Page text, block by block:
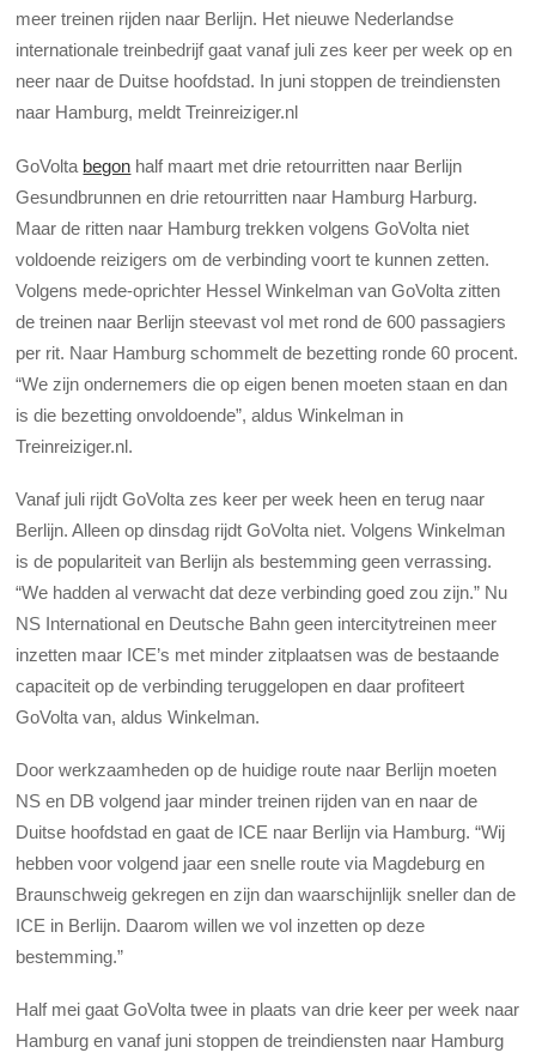
meer treinen rijden naar Berlijn. Het nieuwe Nederlandse
internationale treinbedrijf gaat vanaf juli zes keer per week op en
neer naar de Duitse hoofdstad. In juni stoppen de treindiensten
naar Hamburg, meldt Treinreiziger.nl
GoVolta begon half maart met drie retourritten naar Berlijn
Gesundbrunnen en drie retourritten naar Hamburg Harburg.
Maar de ritten naar Hamburg trekken volgens GoVolta niet
voldoende reizigers om de verbinding voort te kunnen zetten.
Volgens mede-oprichter Hessel Winkelman van GoVolta zitten
de treinen naar Berlijn steevast vol met rond de 600 passagiers
per rit. Naar Hamburg schommelt de bezetting ronde 60 procent.
“We zijn ondernemers die op eigen benen moeten staan en dan
is die bezetting onvoldoende”, aldus Winkelman in
Treinreiziger.nl.
Vanaf juli rijdt GoVolta zes keer per week heen en terug naar
Berlijn. Alleen op dinsdag rijdt GoVolta niet. Volgens Winkelman
is de populariteit van Berlijn als bestemming geen verrassing.
“We hadden al verwacht dat deze verbinding goed zou zijn.” Nu
NS International en Deutsche Bahn geen intercitytreinen meer
inzetten maar ICE’s met minder zitplaatsen was de bestaande
capaciteit op de verbinding teruggelopen en daar profiteert
GoVolta van, aldus Winkelman.
Door werkzaamheden op de huidige route naar Berlijn moeten
NS en DB volgend jaar minder treinen rijden van en naar de
Duitse hoofdstad en gaat de ICE naar Berlijn via Hamburg. “Wij
hebben voor volgend jaar een snelle route via Magdeburg en
Braunschweig gekregen en zijn dan waarschijnlijk sneller dan de
ICE in Berlijn. Daarom willen we vol inzetten op deze
bestemming.”
Half mei gaat GoVolta twee in plaats van drie keer per week naar
Hamburg en vanaf juni stoppen de treindiensten naar Hamburg